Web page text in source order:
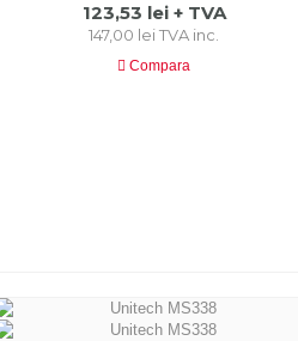
123,53 lei + TVA
147,00 lei TVA inc.
Compara